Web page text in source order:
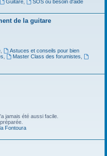
Guitare,
SOS ou besoin d'aide
de la guitare
,
Astuces et conseils pour bien
Master Class des forumistes
jamais été aussi facile.
Fontoura